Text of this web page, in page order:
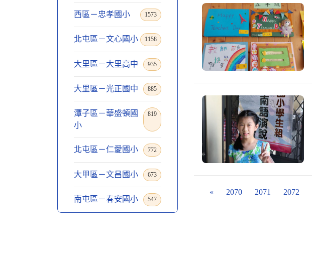
西區－忠孝國小 1573
北屯區－文心國小 1158
大里區－大里高中 935
大里區－光正國中 885
潭子區－華盛頓國
小
819
北屯區－仁愛國小 772
大甲區－文昌國小 673
南屯區－春安國小 547
« 2070 2071 2072